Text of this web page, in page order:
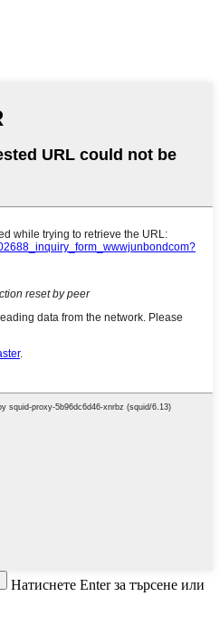
Натиснете Enter за търсене или